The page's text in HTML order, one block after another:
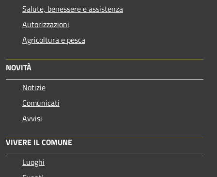
Salute, benessere e assistenza
Autorizzazioni
Agricoltura e pesca
NOVITÀ
Notizie
Comunicati
Avvisi
VIVERE IL COMUNE
Luoghi